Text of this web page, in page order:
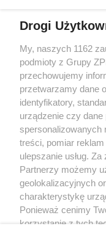
Żaden utwór
rozpowszechniany lub
tym także elektroniczny
eksploatacji w
bez pisemnej zgody
wykorzystanie utworów w
bez właściwej zgody, jest
prawnie.
Drogi
My, naszych 1162
podmioty z Grupy
przechowujemy
przetwarzamy dane
identyfikatory,
urządzenie czy dane
spersonalizowanych
treści, pomiar
ulepszanie usług.
Partnerzy możemy
geolokalizacyjnych
charakterystykę
Ponieważ cenimy
korzystanie z tych